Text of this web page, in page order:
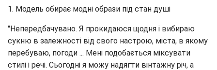
1. Модель обирає модні образи під стан душі
"Непередбачувано. Я прокидаюся щодня і вибираю
сукню в залежності від свого настрою, міста, в якому
перебуваю, погоди ... Мені подобається міксувати
стилі і речі. Сьогодні я можу надягти вінтажну річ, а